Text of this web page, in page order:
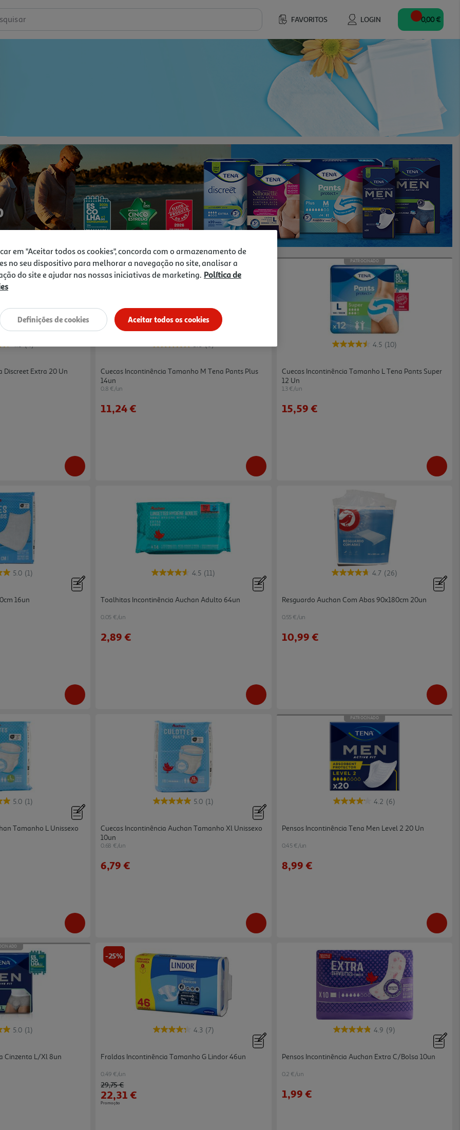
FAVORITOS LOGIN 0,00 €
4.8 (4)
Discreet Extra 20 Un
PATROCINADO
5.0 (6)
Cuecas Incontinência Tamanho M Tena Pants Plus
14un
0.8 €/un
11,24 €
PATROCINADO
4.5 (10)
Cuecas Incontinência Tamanho L Tena Pants Super
12 Un
1.3 €/un
15,59 €
5.0 (1)
16un
4.5 (11)
Toalhitas Incontinência Auchan Adulto 64un
0.05 €/un
2,89 €
4.7 (26)
Resguardo Auchan Com Abas 90x180cm 20un
0.55 €/un
10,99 €
5.0 (1)
Tamanho L Unissexo
5.0 (1)
Cuecas Incontinência Auchan Tamanho Xl Unissexo
10un
0.68 €/un
6,79 €
PATROCINADO
4.2 (6)
Pensos Incontinência Tena Men Level 2 20 Un
0.45 €/un
8,99 €
5.0 (1)
Cinzenta L/xl 8un
-25%
4.3 (7)
Fraldas Incontinência Tamanho G Lindor 46un
0.49 €/un
Price reduced from
29,75 €to
22,31 €
Promoção
4.9 (9)
Pensos Incontinência Auchan Extra C/bolsa 10un
0.2 €/un
1,99 €
em "Aceitar todos os cookies", concorda com o armazenamento de
no seu dispositivo para melhorar a navegação no site, analisar a
do site e ajudar nas nossas iniciativas de marketing. Política de
Aceitar todos os cookies
Definições de cookies